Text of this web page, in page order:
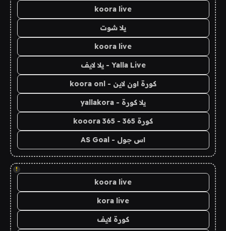
koora live
يلا شوت
koora live
Yalla Live - يلا لايف
كورة اون لاين - koora onl
يلا كورة - yallakora
كورة 365 - kooora 365
اس جول - AS Goal
!
koora live
kora live
كورة لايف